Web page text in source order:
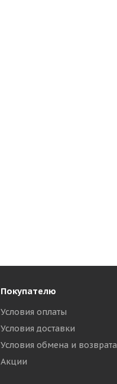
Покупателю
Условия оплаты
Условия доставки
Условия обмена и возврата
Акции